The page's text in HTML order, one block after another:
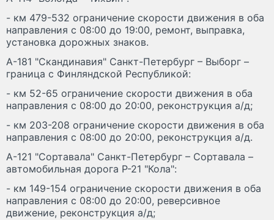
- км 479-532 ограничение скорости движения в оба
направления с 08:00 до 19:00, ремонт, выправка,
установка дорожных знаков.
А-181 "Скандинавия" Санкт-Петербург – Выборг –
граница с Финляндской Республикой:
- км 52-65 ограничение скорости движения в оба
направления с 08:00 до 20:00, реконструкция а/д;
- км 203-208 ограничение скорости движения в оба
направления с 08:00 до 20:00, реконструкция а/д.
А-121 "Сортавала" Санкт-Петербург – Сортавала –
автомобильная дорога Р-21 "Кола":
- км 149-154 ограничение скорости движения в оба
направления с 08:00 до 20:00, реверсивное
движение, реконструкция а/д;